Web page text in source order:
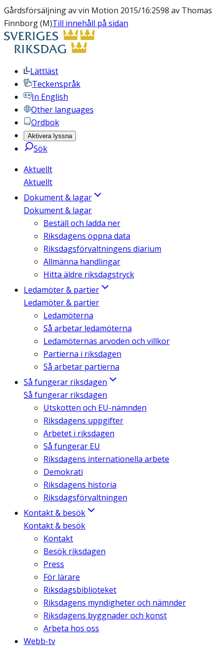
Gårdsförsäljning av vin Motion 2015/16:2598 av Thomas
Finnborg (M)Till innehåll på sidan
Lättläst
Teckenspråk
In English
Other languages
Ordbok
Aktivera lyssna
Sök
Aktuellt
Aktuellt
Dokument & lagar
Dokument & lagar
Beställ och ladda ner
Riksdagens öppna data
Riksdagsförvaltningens diarium
Allmänna handlingar
Hitta äldre riksdagstryck
Ledamöter & partier
Ledamöter & partier
Ledamöterna
Så arbetar ledamöterna
Ledamöternas arvoden och villkor
Partierna i riksdagen
Så arbetar partierna
Så fungerar riksdagen
Så fungerar riksdagen
Utskotten och EU-nämnden
Riksdagens uppgifter
Arbetet i riksdagen
Så fungerar EU
Riksdagens internationella arbete
Demokrati
Riksdagens historia
Riksdagsförvaltningen
Kontakt & besök
Kontakt & besök
Kontakt
Besök riksdagen
Press
För lärare
Riksdagsbiblioteket
Riksdagens myndigheter och nämnder
Riksdagens byggnader och konst
Arbeta hos oss
Webb-tv